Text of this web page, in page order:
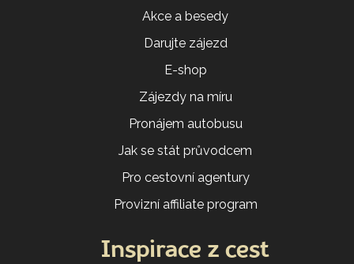
Akce a besedy
Darujte zájezd
E-shop
Zájezdy na míru
Pronájem autobusu
Jak se stát průvodcem
Pro cestovní agentury
Provizní affiliate program
Inspirace z cest